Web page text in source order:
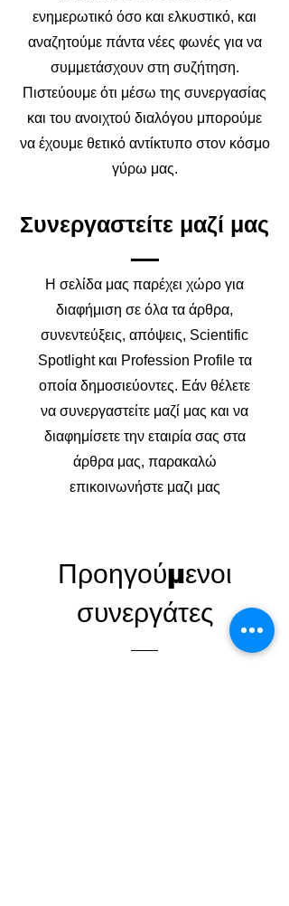
ενημερωτικό όσο και ελκυστικό, και
αναζητούμε πάντα νέες φωνές για να
συμμετάσχουν στη συζήτηση.
Πιστεύουμε ότι μέσω της συνεργασίας
και του ανοιχτού διαλόγου μπορούμε
να έχουμε θετικό αντίκτυπο στον κόσμο
γύρω μας.
Συνεργαστείτε μαζί μας
Η σελίδα μας παρέχει χώρο για
διαφήμιση σε όλα τα άρθρα,
συνεντεύξεις, απόψεις, Scientific
Spotlight και Profession Profile τα
οποία δημοσιεύοντες. Εάν θέλετε
να συνεργαστείτε μαζί μας και να
διαφημίσετε την εταιρία σας στα
άρθρα μας, παρακαλώ
επικοινωνήστε μαζι μας
Προηγούμενοι
συνεργάτες